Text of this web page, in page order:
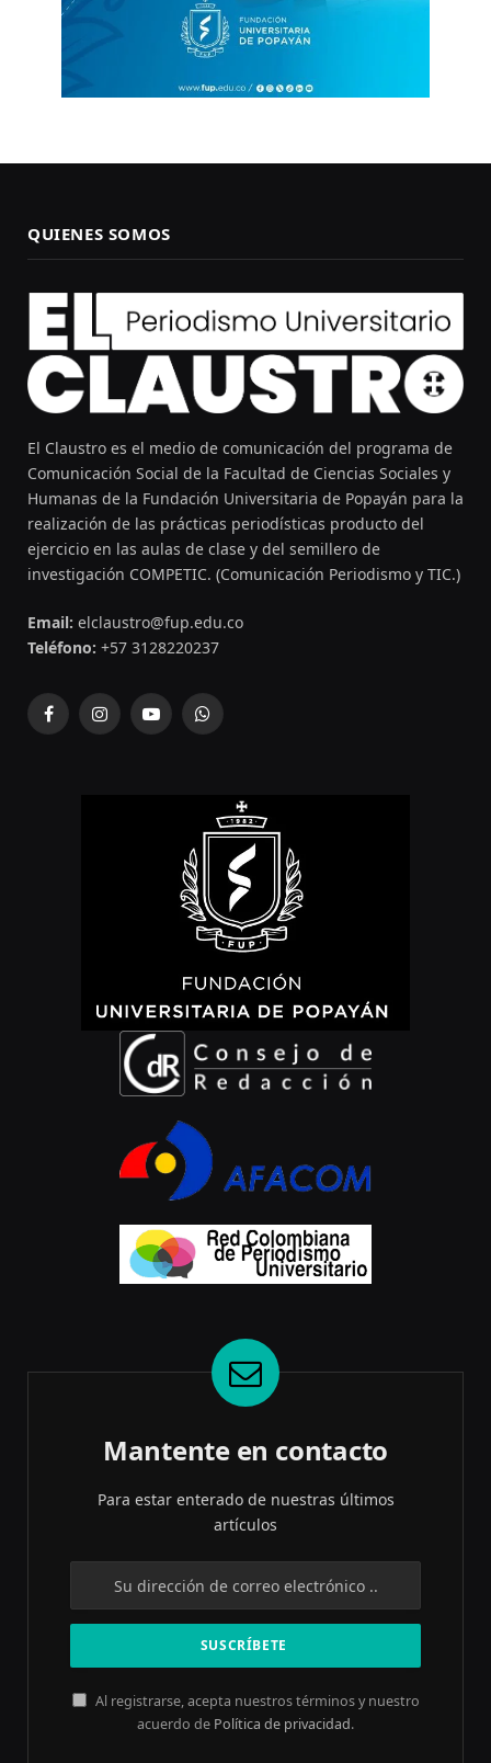
QUIENES SOMOS
El Claustro es el medio de comunicación del programa de
Comunicación Social de la Facultad de Ciencias Sociales y
Humanas de la Fundación Universitaria de Popayán para la
realización de las prácticas periodísticas producto del
ejercicio en las aulas de clase y del semillero de
investigación COMPETIC. (Comunicación Periodismo y TIC.)
Email: elclaustro@fup.edu.co
Teléfono: +57 3128220237
FacebookInstagramYouTubeWhatsApp
Mantente en contacto
Para estar enterado de nuestras últimos
artículos
Al registrarse, acepta nuestros términos y nuestro
acuerdo de Política de privacidad.